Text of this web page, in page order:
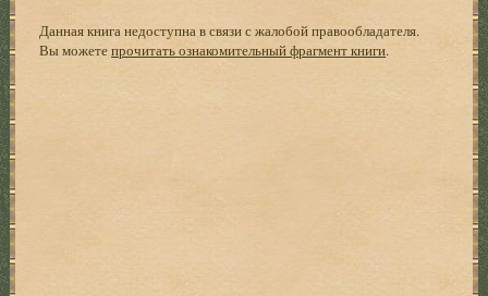
Данная книга недоступна в связи с жалобой правообладателя.
Вы можетепрочитать ознакомительный фрагмент книги.